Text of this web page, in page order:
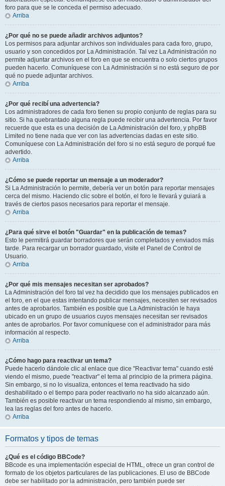
foro para que se le conceda el permiso adecuado.
Arriba
¿Por qué no se puede añadir archivos adjuntos?
Los permisos para adjuntar archivos son individuales para cada foro, grupo,
usuario y son concedidos por La Administración. Tal vez La Administración no
permite adjuntar archivos en el foro en que se encuentra o solo ciertos grupos
pueden hacerlo. Comuníquese con La Administración si no está seguro de por
qué no puede adjuntar archivos.
Arriba
¿Por qué recibí una advertencia?
Los administradores de cada foro tienen su propio conjunto de reglas para su
sitio. Si ha quebrantado alguna regla puede recibir una advertencia. Por favor
recuerde que esta es una decisión de La Administración del foro, y phpBB
Limited no tiene nada que ver con las advertencias dadas en este sitio.
Comuníquese con La Administración del foro si no está seguro de porqué fue
advertido.
Arriba
¿Cómo se puede reportar un mensaje a un moderador?
Si La Administración lo permite, debería ver un botón para reportar mensajes
cerca del mismo. Haciendo clic sobre el botón, el foro le llevará y guiará a
través de ciertos pasos necesarios para reportar el mensaje.
Arriba
¿Para qué sirve el botón "Guardar" en la publicación de temas?
Esto le permitirá guardar borradores que serán completados y enviados más
tarde. Para recargar un borrador guardado, visite el Panel de Control de
Usuario.
Arriba
¿Por qué mis mensajes necesitan ser aprobados?
La Administración del foro tal vez ha decidido que los mensajes publicados en
el foro, en el que estas intentando publicar mensajes, necesiten ser revisados
antes de aprobarlos. También es posible que La Administración le haya
ubicado en un grupo de usuarios cuyos mensajes necesitan ser revisados
antes de aprobarlos. Por favor comuníquese con el administrador para más
información al respecto.
Arriba
¿Cómo hago para reactivar un tema?
Puede hacerlo dándole clic al enlace que dice "Reactivar tema" cuando esté
viendo el mismo, puede "reactivar" el tema al principio de la primera página.
Sin embargo, si no lo visualiza, entonces el tema reactivado ha sido
deshabilitado o el tiempo para poder reactivarlo no ha sido alcanzado aún.
También es posible reactivar un tema respondiendo al mismo, sin embargo,
lea las reglas del foro antes de hacerlo.
Arriba
Formatos y tipos de temas
¿Qué es el código BBCode?
BBcode es una implementación especial de HTML, ofrece un gran control de
formato de los objetos particulares de las publicaciones. El uso de BBCode
debe ser habilitado por la administración, pero también puede ser